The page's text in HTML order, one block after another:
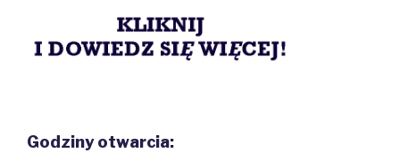
Godziny otwarcia: